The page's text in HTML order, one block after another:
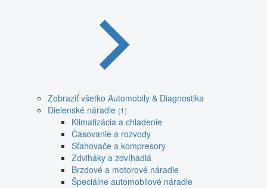
Zobraziť všetko Automobily & Diagnostika
Dielenské náradie (1)
Klimatizácia a chladenie
Časovanie a rozvody
Sťahovače a kompresory
Zdviháky a zdvíhadlá
Brzdové a motorové náradie
Špeciálne automobilové náradie